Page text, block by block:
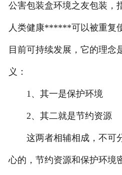
公害包装盒环境之友包装，
人类健康******可以被重复
目前可持续发展，它的理念
义：
1、其一是保护环境
2、其二就是节约资源
这两者相辅相成，不可
心的，节约资源和保护环境